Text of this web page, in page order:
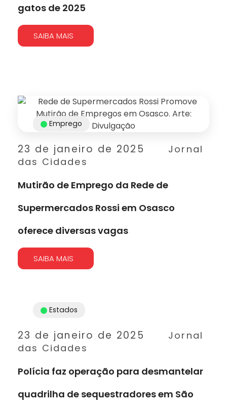
gatos de 2025
SAIBA MAIS
23 de janeiro de 2025
Jornal
das Cidades
Emprego
Mutirão de Emprego da Rede de
Supermercados Rossi em Osasco
oferece diversas vagas
SAIBA MAIS
23 de janeiro de 2025
Jornal
das Cidades
Estados
Polícia faz operação para desmantelar
quadrilha de sequestradores em São